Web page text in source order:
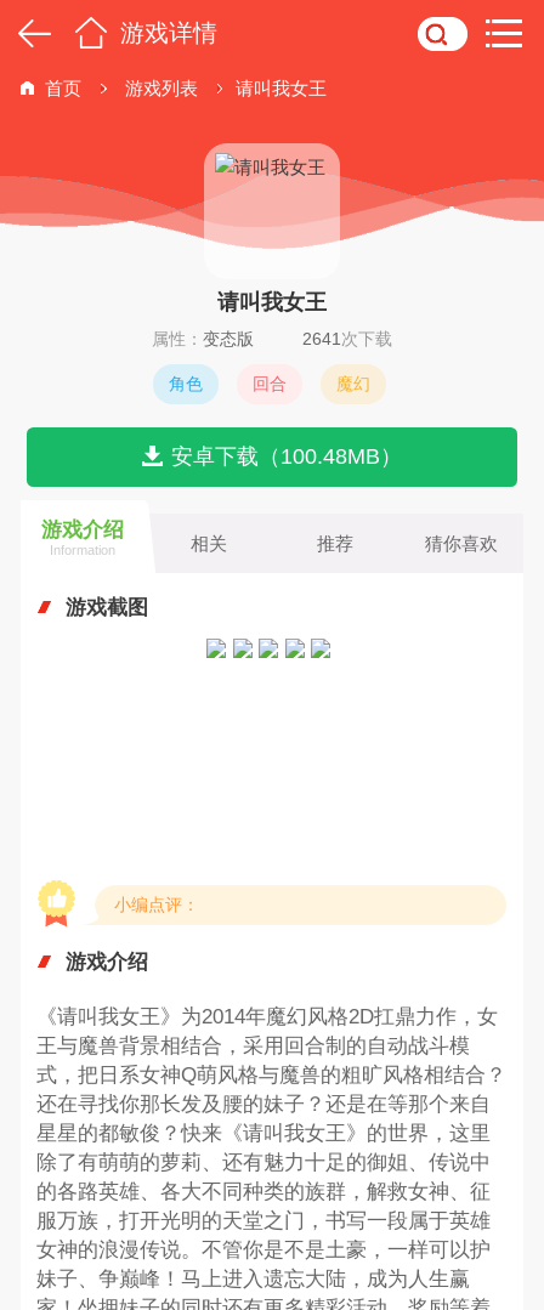
游戏详情
首页 游戏列表 请叫我女王
请叫我女王
属性： 变态版 2641 次下载
角色 回合 魔幻
安卓下载（100.48MB）
游戏介绍
Information 相关 推荐 猜你喜欢
游戏截图
小编点评：
游戏介绍
《请叫我女王》为2014年魔幻风格2D扛鼎力作，女
王与魔兽背景相结合，采用回合制的自动战斗模
式，把日系女神Q萌风格与魔兽的粗旷风格相结合？
还在寻找你那长发及腰的妹子？还是在等那个来自
星星的都敏俊？快来《请叫我女王》的世界，这里
除了有萌萌的萝莉、还有魅力十足的御姐、传说中
的各路英雄、各大不同种类的族群，解救女神、征
服万族，打开光明的天堂之门，书写一段属于英雄
女神的浪漫传说。不管你是不是土豪，一样可以护
妹子、争巅峰！马上进入遗忘大陆，成为人生赢